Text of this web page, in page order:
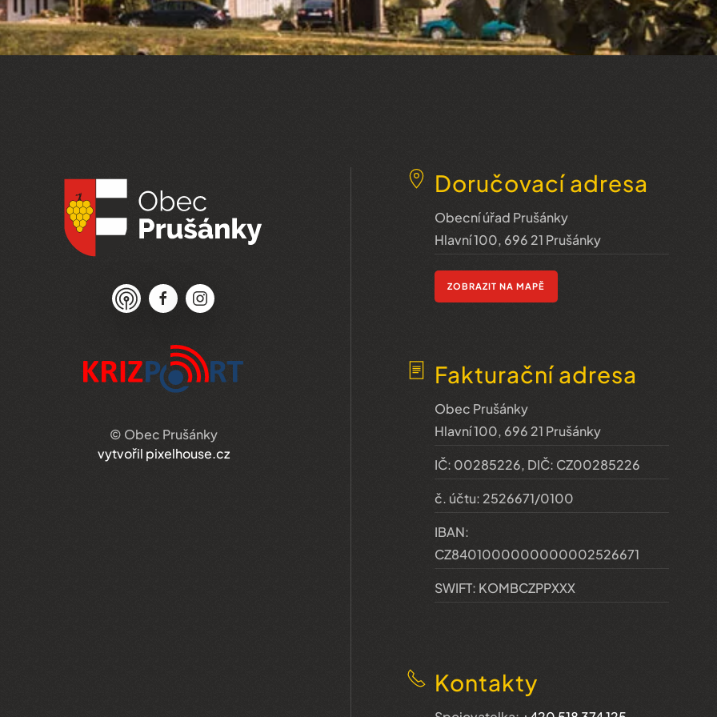
© Obec Prušánky
vytvořil pixelhouse.cz
Doručovací adresa
Obecní úřad Prušánky
Hlavní 100, 696 21 Prušánky
ZOBRAZIT NA MAPĚ
Fakturační adresa
Obec Prušánky
Hlavní 100, 696 21 Prušánky
IČ: 00285226, DIČ: CZ00285226
č. účtu: 2526671/0100
IBAN:
CZ8401000000000002526671
SWIFT: KOMBCZPPXXX
Kontakty